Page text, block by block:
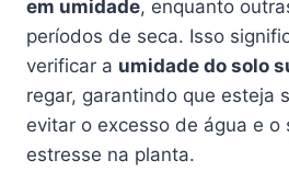
em umidade, enquanto
períodos de seca. Isso
verificar a umidade do solo
regar, garantindo que esteja
evitar o excesso de água e o
estresse na planta.